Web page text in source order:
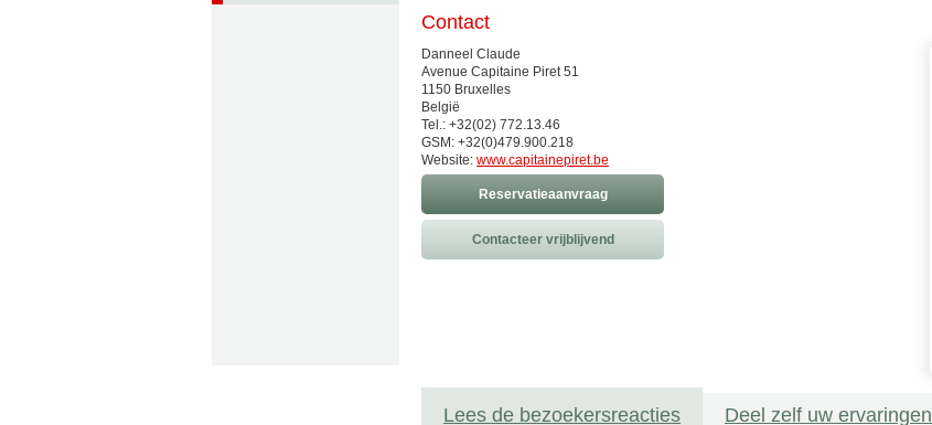
Contact
Danneel Claude
Avenue Capitaine Piret 51
1150 Bruxelles
België
Tel.: +32(02) 772.13.46
GSM: +32(0)479.900.218
Website: www.capitainepiret.be
Reservatieaanvraag
Contacteer vrijblijvend
Lees de bezoekersreacties Deel zelf uw ervaringen